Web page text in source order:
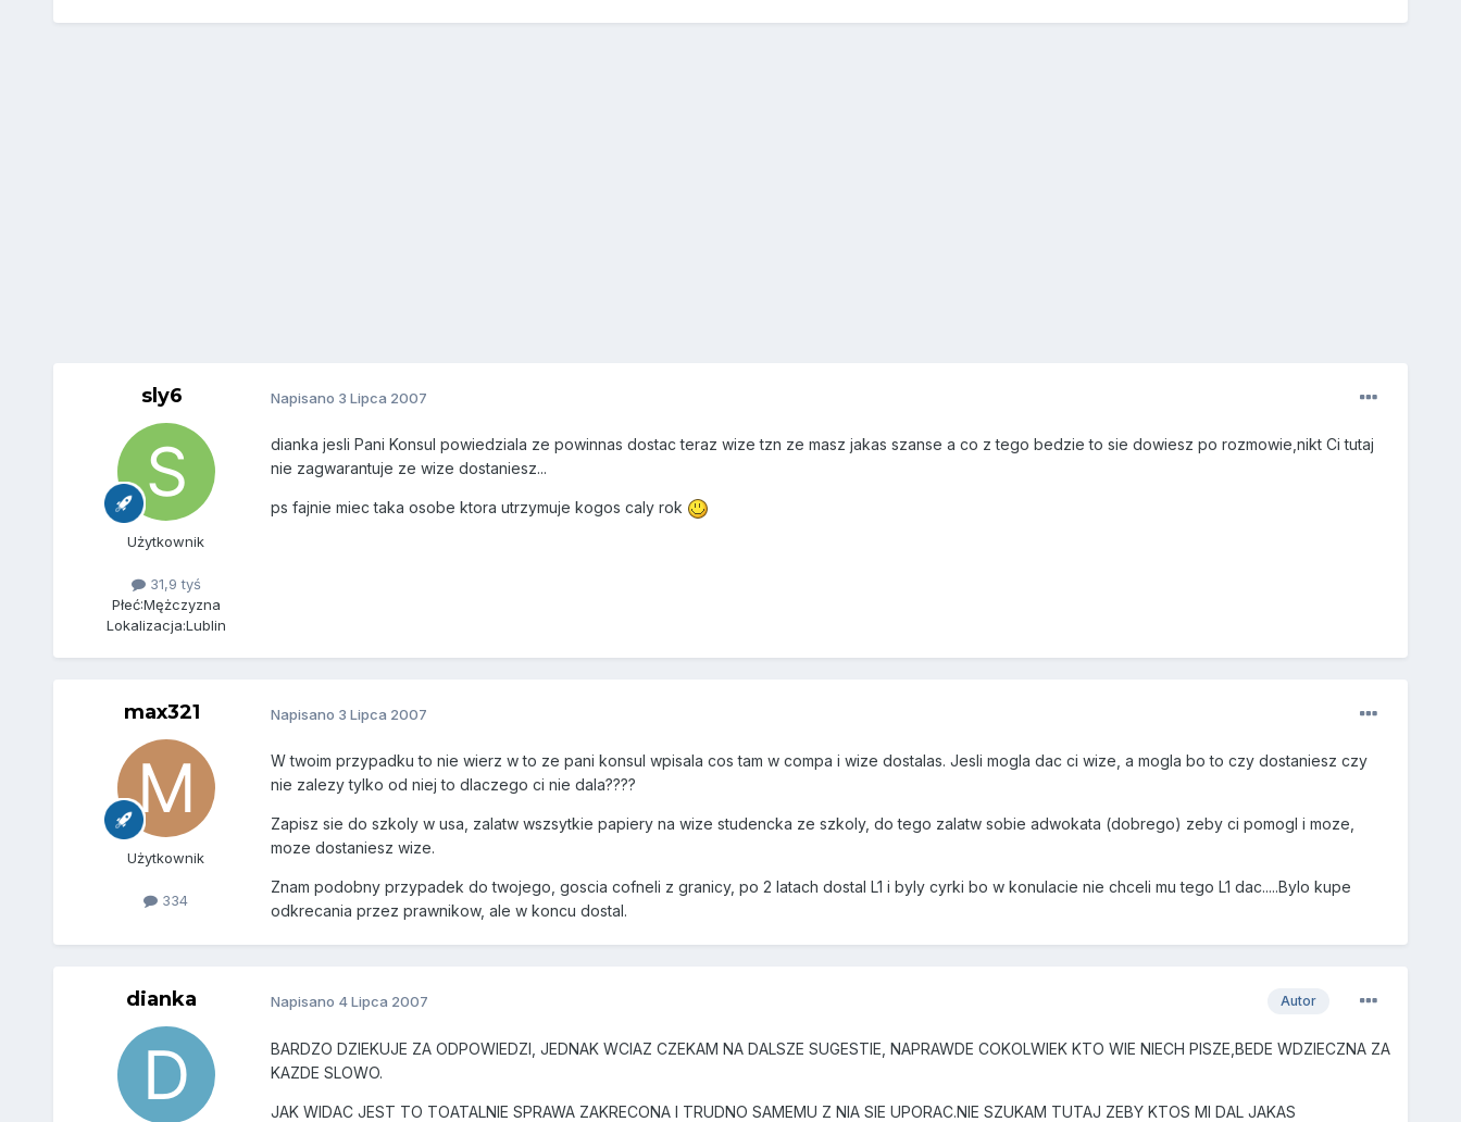
sly6
Użytkownik
31,9 tyś
Płeć:Mężczyzna
Lokalizacja:Lublin
Napisano 3 Lipca 2007
dianka jesli Pani Konsul powiedziala ze powinnas dostac teraz wize tzn ze masz jakas szanse a co z tego bedzie to sie dowiesz po rozmowie,nikt Ci tutaj
nie zagwarantuje ze wize dostaniesz...
ps fajnie miec taka osobe ktora utrzymuje kogos caly rok
max321
Użytkownik
334
Napisano 3 Lipca 2007
W twoim przypadku to nie wierz w to ze pani konsul wpisala cos tam w compa i wize dostalas. Jesli mogla dac ci wize, a mogla bo to czy dostaniesz czy
nie zalezy tylko od niej to dlaczego ci nie dala????
Zapisz sie do szkoly w usa, zalatw wszsytkie papiery na wize studencka ze szkoly, do tego zalatw sobie adwokata (dobrego) zeby ci pomogl i moze,
moze dostaniesz wize.
Znam podobny przypadek do twojego, goscia cofneli z granicy, po 2 latach dostal L1 i byly cyrki bo w konulacie nie chceli mu tego L1 dac.....Bylo kupe
odkrecania przez prawnikow, ale w koncu dostal.
dianka Autor
Napisano 4 Lipca 2007
BARDZO DZIEKUJE ZA ODPOWIEDZI, JEDNAK WCIAZ CZEKAM NA DALSZE SUGESTIE, NAPRAWDE COKOLWIEK KTO WIE NIECH PISZE,BEDE WDZIECZNA ZA
KAZDE SLOWO.
JAK WIDAC JEST TO TOATALNIE SPRAWA ZAKRECONA I TRUDNO SAMEMU Z NIA SIE UPORAC.NIE SZUKAM TUTAJ ZEBY KTOS MI DAL JAKAS